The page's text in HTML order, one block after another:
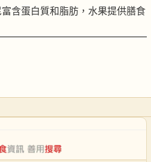
含蛋白質和脂肪，水果提供膳食